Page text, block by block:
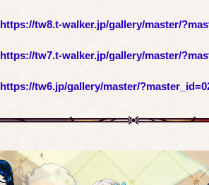
https://tw8.t-walker.jp/gallery/master/
https://tw7.t-walker.jp/gallery/master/
https://tw6.jp/gallery/master/